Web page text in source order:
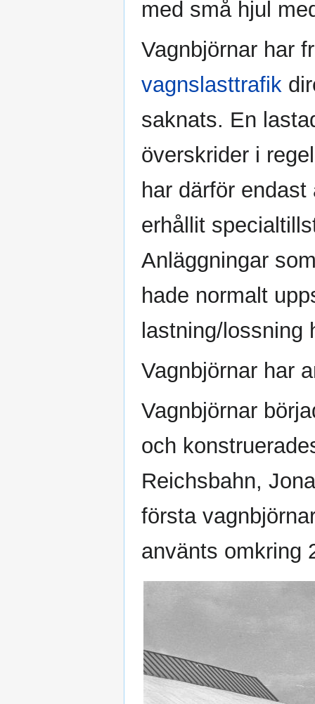
med små hjul
Vagnbjörnar har
vagnslasttrafik
saknats. En
överskrider i
har därför
erhållit
Anläggningar
hade normalt
lastning/
Vagnbjörnar har
Vagnbjörnar
och
Reichsbahn,
första
använts omkring